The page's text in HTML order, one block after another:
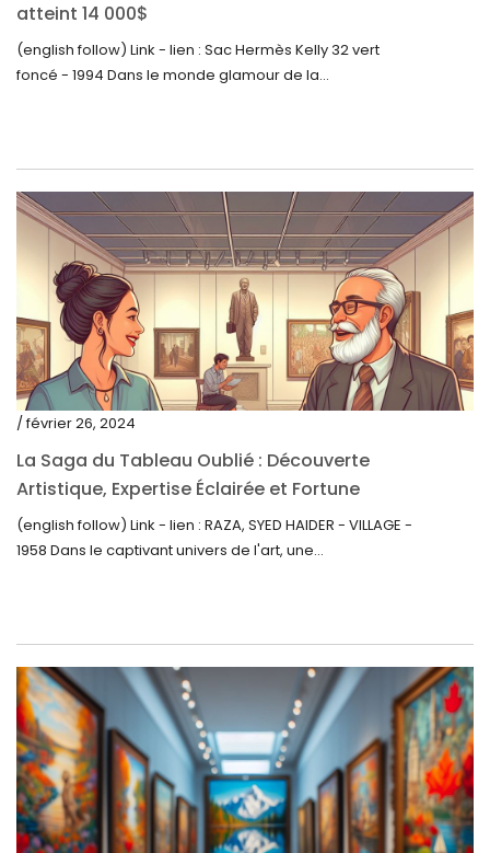
mars 2022
février 2022
septembre 2021
août 2021
juillet 2021
juin 2021
mai 2021
avril 2021
mars 2021
janvier 2021
décembre 2020
novembre 2020
septembre 2020
juillet 2020
juin 2020
mai 2020
mars 2020
février 2020
atteint 14 000$
(english follow) Link - lien : Sac Hermès Kelly 32 vert
foncé - 1994 Dans le monde glamour de la...
/ février 26, 2024
La Saga du Tableau Oublié : Découverte
Artistique, Expertise Éclairée et Fortune
Inattendue
(english follow) Link - lien : RAZA, SYED HAIDER - VILLAGE -
1958 Dans le captivant univers de l'art, une...